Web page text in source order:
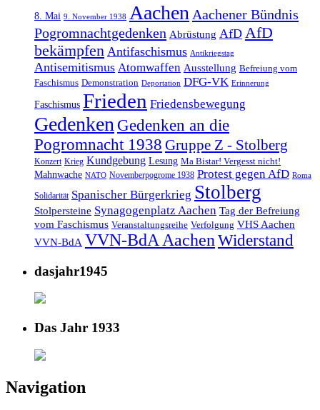
8. Mai 9. November 1938 Aachen Aachener Bündnis
Pogromnachtgedenken Abrüstung AfD AfD
bekämpfen Antifaschismus Antikriegstag
Antisemitismus Atomwaffen Ausstellung Befreiung vom
Faschismus Demonstration Deportation DFG-VK Erinnerung
Faschismus Frieden Friedensbewegung
Gedenken Gedenken an die
Pogromnacht 1938 Gruppe Z - Stolberg
Konzert Krieg Kundgebung Lesung Ma Bistar! Vergesst nicht!
Mahnwache NATO Novemberpogrome 1938 Protest gegen AfD Roma
Solidarität Spanischer Bürgerkrieg Stolberg
Stolpersteine Synagogenplatz Aachen Tag der Befreiung
vom Faschismus Veranstaltungsreihe Verfolgung VHS Aachen
VVN-BdA VVN-BdA AachenWiderstand
dasjahr1945
Das Jahr 1933
Navigation